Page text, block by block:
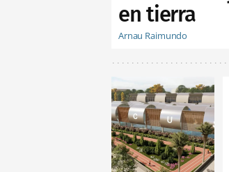
en tierra
Arnau Raimundo